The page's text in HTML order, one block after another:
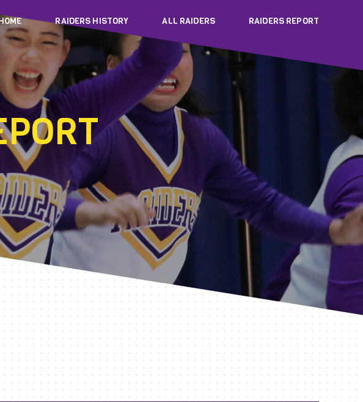
RAIDERS HISTORY ALL RAIDERS RAIDERS REPORT